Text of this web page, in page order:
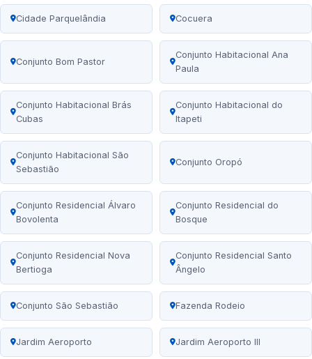
Cidade Parquelândia Cocuera
Conjunto Bom Pastor
Conjunto Habitacional Ana
Paula
Conjunto Habitacional Brás
Cubas
Conjunto Habitacional do
Itapeti
Conjunto Habitacional São
Sebastião
Conjunto Oropó
Conjunto Residencial Álvaro
Bovolenta
Conjunto Residencial do
Bosque
Conjunto Residencial Nova
Bertioga
Conjunto Residencial Santo
Ângelo
Conjunto São Sebastião Fazenda Rodeio
Jardim Aeroporto Jardim Aeroporto III